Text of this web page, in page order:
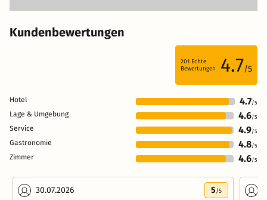
Kundenbewertungen
201 Echte
Bewertungen
4.7/5
Hotel 4.7/5
Lage & Umgebung 4.6/5
Service 4.9/5
Gastronomie 4.8/5
Zimmer 4.6/5
30.07.2026 5/5